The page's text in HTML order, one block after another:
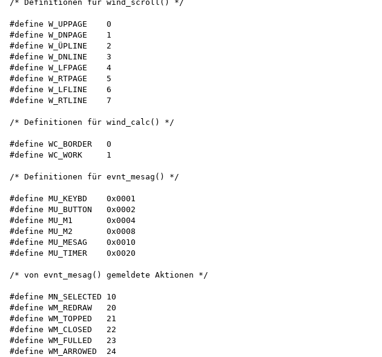
/* Definitionen für wind_scroll() */
#define W_UPPAGE    0
#define W_DNPAGE    1
#define W_ÜPLINE    2
#define W_DNLINE    3
#define W_LFPAGE    4
#define W_RTPAGE    5
#define W_LFLINE    6
#define W_RTLINE    7
/* Definitionen für wind_calc() */
#define WC_BORDER   0
#define WC_WORK     1
/* Definitionen für evnt_mesag() */
#define MU_KEYBD    0x0001
#define MU_BUTTON   0x0002
#define MU_M1       0x0004
#define MU_M2       0x0008
#define MU_MESAG    0x0010
#define MU_TIMER    0x0020
/* von evnt_mesag() gemeldete Aktionen */
#define MN_SELECTED 10
#define WM_REDRAW   20
#define WM_TOPPED   21
#define WM_CLOSED   22
#define WM_FULLED   23
#define WM_ARROWED  24